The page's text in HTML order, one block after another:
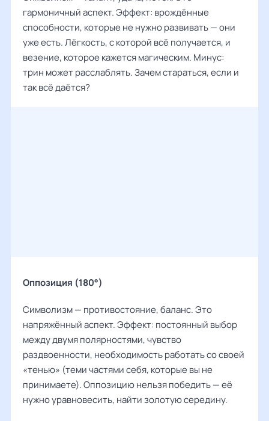
гармоничный аспект. Эффект: врождённые
способности, которые не нужно развивать — они
уже есть. Лёгкость, с которой всё получается, и
везение, которое кажется магическим. Минус:
трин может расслаблять. Зачем стараться, если и
так всё даётся?
Оппозиция (180°)
Символизм — противостояние, баланс. Это
напряжённый аспект. Эффект: постоянный выбор
между двумя полярностями, чувство
раздвоенности, необходимость работать со своей
«тенью» (теми частями себя, которые вы не
принимаете). Оппозицию нельзя победить — её
нужно уравновесить, найти золотую середину.